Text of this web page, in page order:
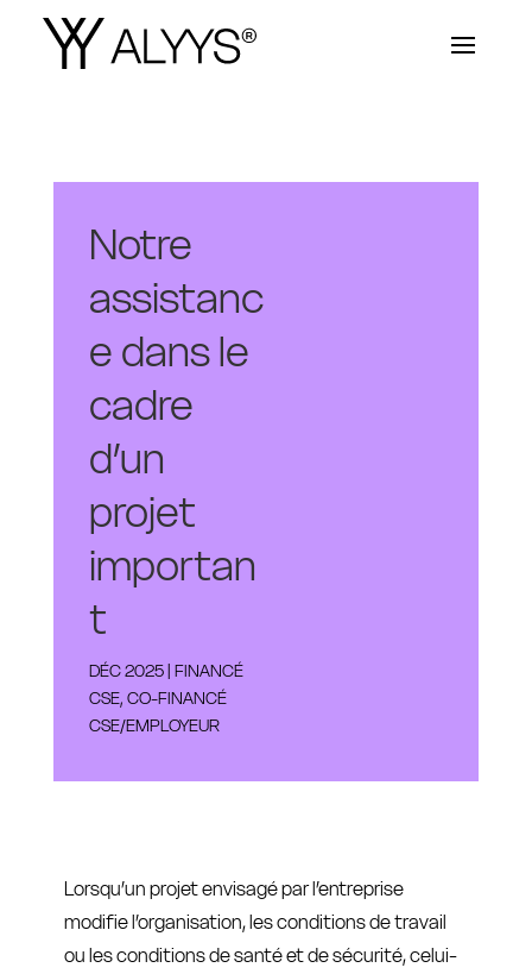
Notre
assistanc
e dans le
cadre
d’un
projet
importan
t
DÉC 2025| FINANCÉ
CSE, CO-FINANCÉ
CSE/EMPLOYEUR
Lorsqu’un projet envisagé par l’entreprise
modifie l’organisation, les conditions de travail
ou les conditions de santé et de sécurité, celui-